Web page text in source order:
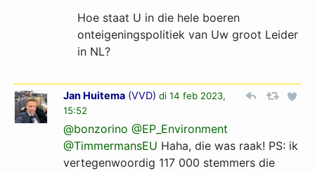
Hoe staat U in die hele boeren
onteigeningspolitiek van Uw groot Leider
in NL?
Jan Huitema (VVD) di 14 feb 2023,
15:52
@bonzorino @EP_Environment
@TimmermansEU Haha, die was raak! PS: ik
vertegenwoordig 117 000 stemmers die